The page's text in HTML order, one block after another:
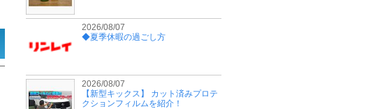
2026/08/07
◆夏季休暇の過ごし方
2026/08/07
【新型キックス】 カット済みプロテ
クションフィルムを紹介！